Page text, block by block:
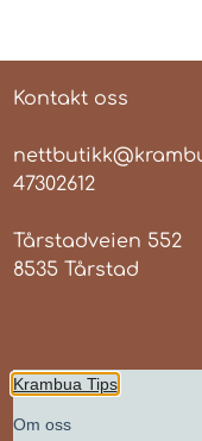
Kontakt oss
47302612
Tårstadveien 552
8535 Tårstad
Krambua Tips
Om oss